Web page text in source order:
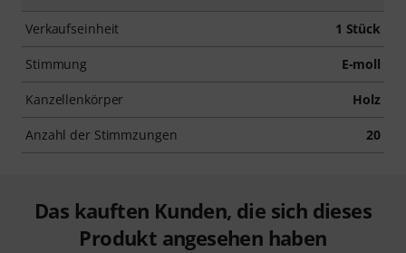
Verkaufseinheit 1 Stück
Stimmung E-moll
Kanzellenkörper Holz
Anzahl der Stimmzungen 20
Das kauften Kunden, die sich dieses
Produkt angesehen haben